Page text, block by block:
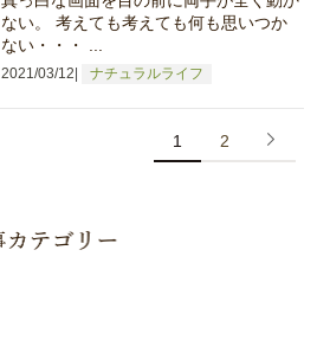
2021/03/12 ナチュラルライフ
ない。 考えても考えても何も思いつか
ない・・・ ...
1 2